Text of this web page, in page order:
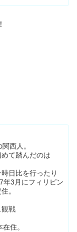
西人。
て踏んだのは
日比を行ったり
年3月にフィリピン
。
観戦
住。